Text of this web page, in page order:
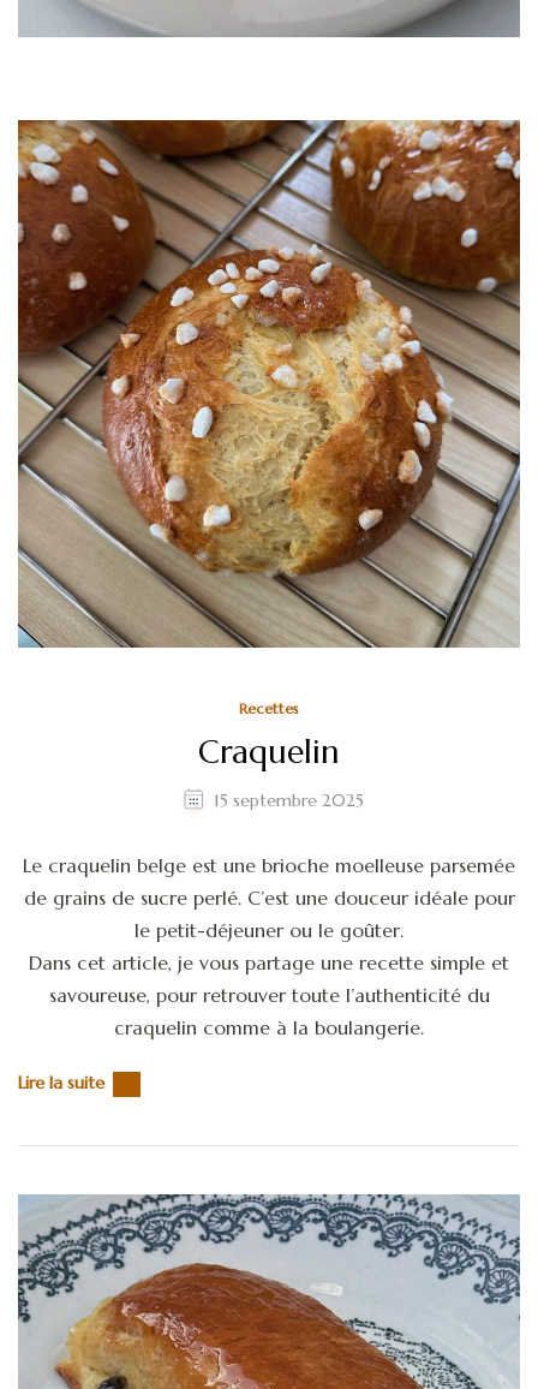
Recettes
Craquelin
15 septembre 2025
Le craquelin belge est une brioche moelleuse parsemée
de grains de sucre perlé. C’est une douceur idéale pour
le petit-déjeuner ou le goûter.
Dans cet article, je vous partage une recette simple et
savoureuse, pour retrouver toute l’authenticité du
craquelin comme à la boulangerie.
Lire la suite